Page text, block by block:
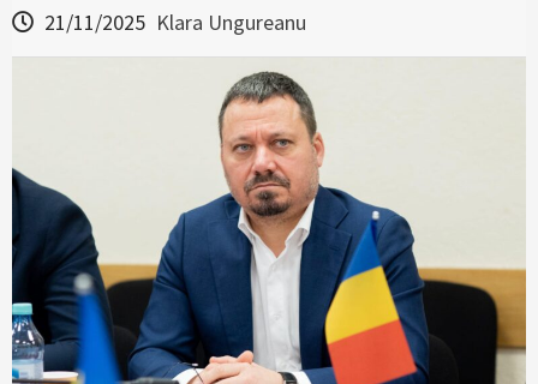
21/11/2025 Klara Ungureanu